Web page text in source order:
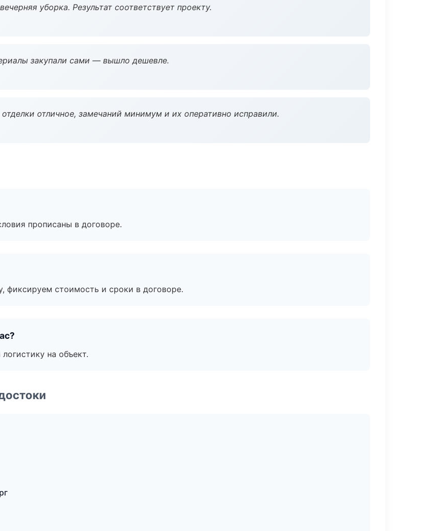
уборка. Результат соответствует проекту.
закупали сами — вышло дешевле.
отличное, замечаний минимум и их оперативно исправили.
прописаны в договоре.
фиксируем стоимость и сроки в договоре.
на объект.